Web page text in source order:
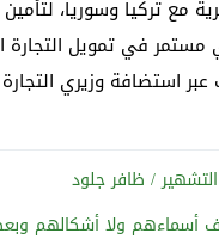
مع تركيا وسوريا،
في تمويل
استضافة وزيري
/ ظافر جلود